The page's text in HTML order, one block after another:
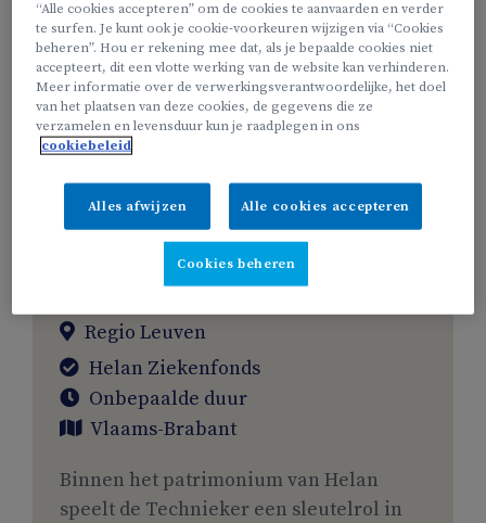
Centrum & Wilrijk) maak je met je
enthousiasme, klantgerichtheid en
commerciële durf elke dag het verschil
voor...
Bekijk deze vacature
Technieker Gebouwen en Elektriciteit -
Regio Leuven
Regio Leuven
Helan Ziekenfonds
Onbepaalde duur
Vlaams-Brabant
Binnen het patrimonium van Helan
speelt de Technieker een sleutelrol in
“Alle cookies accepteren” om de cookies te aanvaarden en verder
te surfen. Je kunt ook je cookie-voorkeuren wijzigen via “Cookies
beheren”. Hou er rekening mee dat, als je bepaalde cookies niet
accepteert, dit een vlotte werking van de website kan verhinderen.
Meer informatie over de verwerkingsverantwoordelijke, het doel
van het plaatsen van deze cookies, de gegevens die ze
verzamelen en levensduur kun je raadplegen in ons
cookiebeleid
Alles afwijzen Alle cookies accepteren
Cookies beheren